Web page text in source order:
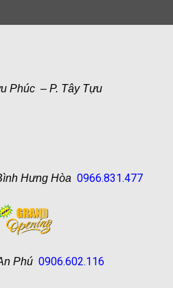
Phúc – P. Tây Tựu
Hưng Hòa 0966.831.477
Phú 0906.602.116